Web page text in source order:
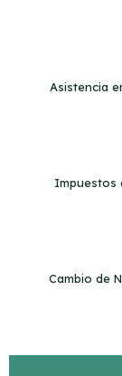
Asistencia
Impuestos
Cambio de